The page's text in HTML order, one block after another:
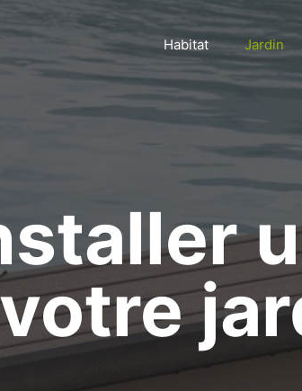
Habitat Jardin